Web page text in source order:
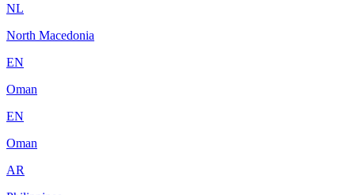
NL
North Macedonia
EN
Oman
EN
Oman
AR